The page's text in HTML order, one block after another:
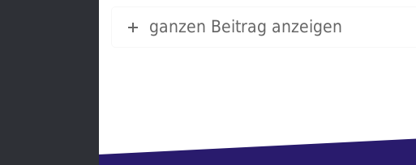
ganzen Beitrag anzeigen